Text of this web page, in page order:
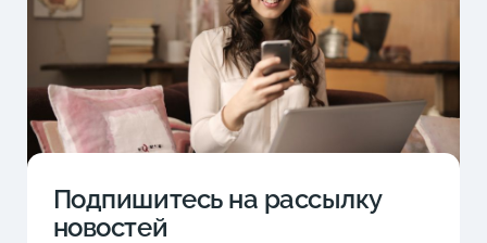
Подпишитесь на рассылку
новостей